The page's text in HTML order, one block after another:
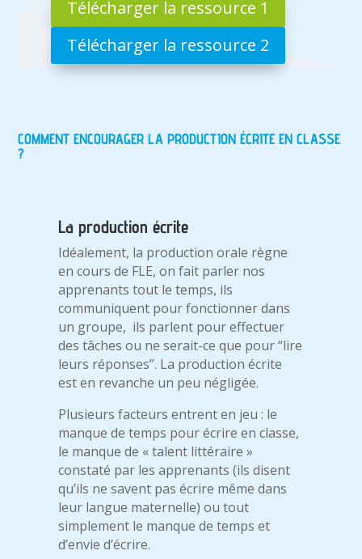
Télécharger la ressource 1
Télécharger la ressource 2
COMMENT ENCOURAGER LA PRODUCTION ÉCRITE EN CLASSE
?
La production écrite
Idéalement, la production orale règne
en cours de FLE, on fait parler nos
apprenants tout le temps, ils
communiquent pour fonctionner dans
un groupe, ils parlent pour effectuer
des tâches ou ne serait-ce que pour “lire
leurs réponses”. La production écrite
est en revanche un peu négligée.
Plusieurs facteurs entrent en jeu : le
manque de temps pour écrire en classe,
le manque de « talent littéraire »
constaté par les apprenants (ils disent
qu’ils ne savent pas écrire même dans
leur langue maternelle) ou tout
simplement le manque de temps et
d’envie d’écrire.